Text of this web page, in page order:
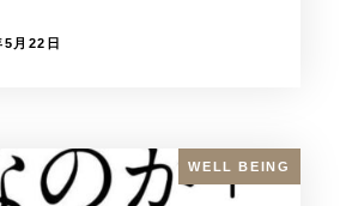
月22日
WELL BEING